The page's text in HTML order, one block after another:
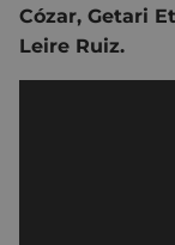
Cózar, Getari
Leire Ruiz.